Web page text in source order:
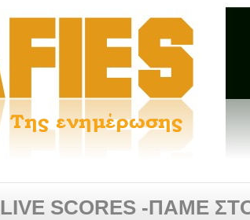
LIVE SCORES -ΠΑΜΕ